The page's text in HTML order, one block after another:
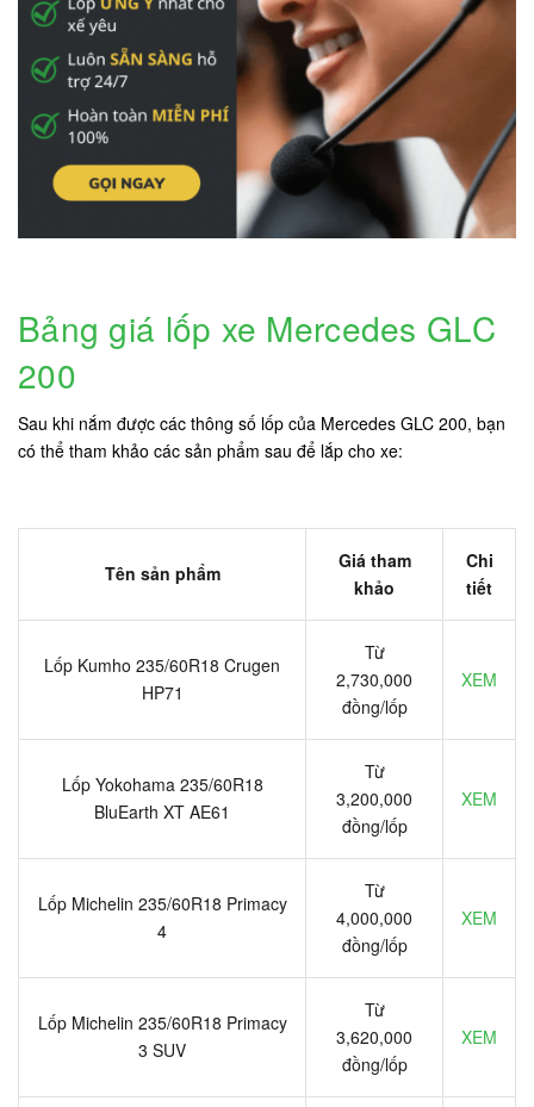
Bảng giá lốp xe Mercedes GLC
200
Sau khi nắm được các thông số lốp của Mercedes GLC 200, bạn
có thể tham khảo các sản phẩm sau để lắp cho xe:
Tên sản phẩm
Giá tham
khảo
Chi
tiết
Lốp Kumho 235/60R18 Crugen
HP71
Từ
2,730,000
đồng/lốp
XEM
Lốp Yokohama 235/60R18
BluEarth XT AE61
Từ
3,200,000
đồng/lốp
XEM
Lốp Michelin 235/60R18 Primacy
4
Từ
4,000,000
đồng/lốp
XEM
Lốp Michelin 235/60R18 Primacy
3 SUV
Từ
3,620,000
đồng/lốp
XEM